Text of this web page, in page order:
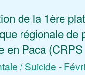
de la 1ère
régionale de
en Paca
/ Suicide -